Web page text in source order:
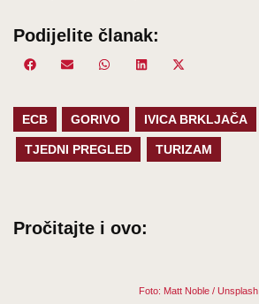
Podijelite članak:
Share
FacebookShare
Email
Share
WhatsAppShare
LinkedIn
ECB GORIVO IVICA BRKLJAČA
TJEDNI PREGLED TURIZAM
Pročitajte i ovo:
Foto: Matt Noble / Unsplash